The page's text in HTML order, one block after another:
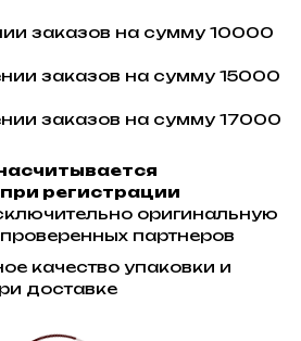
заказов на сумму 10000
заказов на сумму 15000
заказов на сумму 17000
регистрации
оригинальную
партнеров
качество упаковки и
доставке